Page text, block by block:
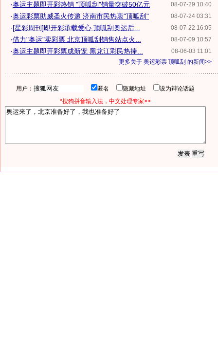
08-07-29 10:40
·奥运主题即开彩热销 "顶呱刮"销量突破50亿元
08-07-24 03:31
·奥运彩票助威圣火传递 济南市民热衷"顶呱刮"
08-07-22 16:05
·[星彩周刊]即开彩承载爱心 顶呱刮奥运后...
08-07-09 10:57
·借力"奥运"卖彩票 北京顶呱刮销售站点火...
08-06-03 11:01
·奥运主题即开彩票成新宠 黑龙江彩民热捧...
更多关于 奥运彩票 顶呱刮 的新闻>>
用户： 匿名 隐藏地址
设为辩论话题
*搜狗拼音输入法，中文处理专家>>